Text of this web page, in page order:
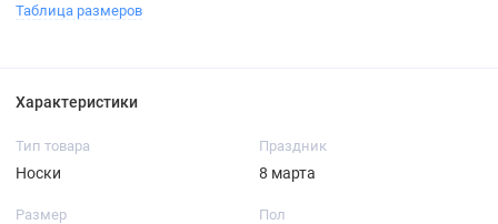
Таблица размеров
Характеристики
Тип товара
Носки
Праздник
8 марта
Размер Пол